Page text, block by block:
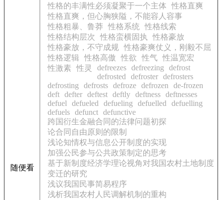
随便看
性格的丰满性必须凝聚于一个主体
性格直爽
性格直爽，但心胸狭隘，不能容人容事
性格粗暴、鲁莽
性格系统
性格线索
性格结构层次
性格蛮横固执
性格豪放
性格豪放，不守成规 性格豪爽仗义，刚毅不屈
性格逻辑
性格高傲 性欲 性气 性温宽宏
性激素 性灵 defreezes defreezing
defrost
defrosted
defroster defrosters
defrosting
defrosts defroze defrozen
de-frozen
deft defter deftest deftly deftness deftnesses
defuel
defueled defueling defuelled
defuelling
defuels defunct defunctive
跨国衍生金融合同的法律问题初探
论合同自由原则的限制
浅论知情权与信息公开制度的实现
加强公民参与公共政策制定的思考
基于新制度经济学理论视角对我国农村土地制度
变迁的研究
浅议我国民事简易程序
浅析我国农村人民调解机制的重构